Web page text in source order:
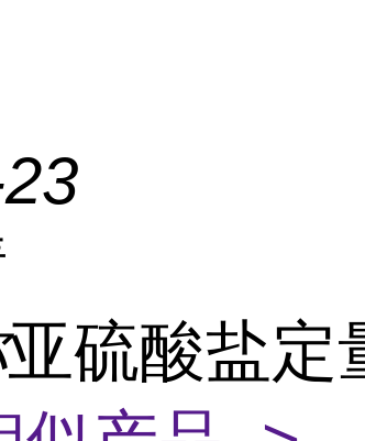
亚硫酸盐定